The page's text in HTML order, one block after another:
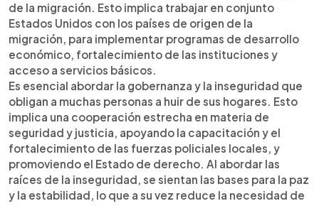
de la migración. Esto implica trabajar en conjunto
Estados Unidos con los países de origen de la
migración, para implementar programas de desarrollo
económico, fortalecimiento de las instituciones y
acceso a servicios básicos.
Es esencial abordar la gobernanza y la inseguridad que
obligan a muchas personas a huir de sus hogares. Esto
implica una cooperación estrecha en materia de
seguridad y justicia, apoyando la capacitación y el
fortalecimiento de las fuerzas policiales locales, y
promoviendo el Estado de derecho. Al abordar las
raíces de la inseguridad, se sientan las bases para la paz
y la estabilidad, lo que a su vez reduce la necesidad de